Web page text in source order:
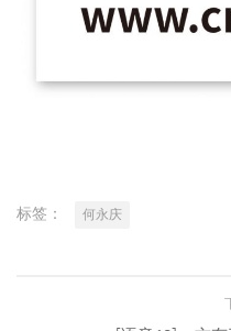
标签： 何永庆